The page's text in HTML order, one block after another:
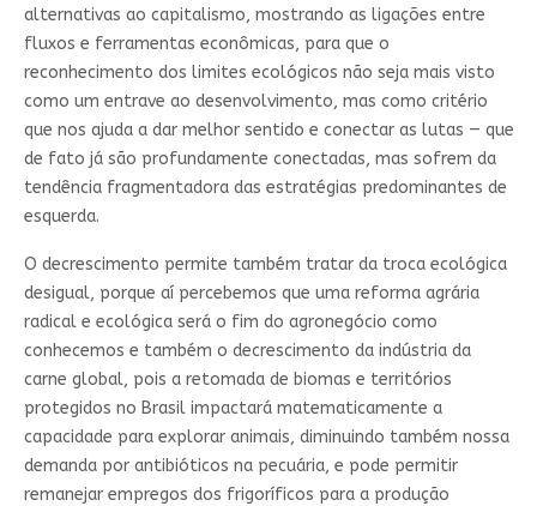
alternativas ao capitalismo, mostrando as ligações entre
fluxos e ferramentas econômicas, para que o
reconhecimento dos limites ecológicos não seja mais visto
como um entrave ao desenvolvimento, mas como critério
que nos ajuda a dar melhor sentido e conectar as lutas — que
de fato já são profundamente conectadas, mas sofrem da
tendência fragmentadora das estratégias predominantes de
esquerda.
O decrescimento permite também tratar da troca ecológica
desigual, porque aí percebemos que uma reforma agrária
radical e ecológica será o fim do agronegócio como
conhecemos e também o decrescimento da indústria da
carne global, pois a retomada de biomas e territórios
protegidos no Brasil impactará matematicamente a
capacidade para explorar animais, diminuindo também nossa
demanda por antibióticos na pecuária, e pode permitir
remanejar empregos dos frigoríficos para a produção